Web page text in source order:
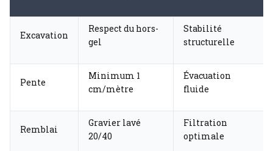
Excavation
Respect du hors-
gel
Stabilité
structurelle
Pente
Minimum 1
cm/mètre
Évacuation
fluide
Remblai
Gravier lavé
20/40
Filtration
optimale